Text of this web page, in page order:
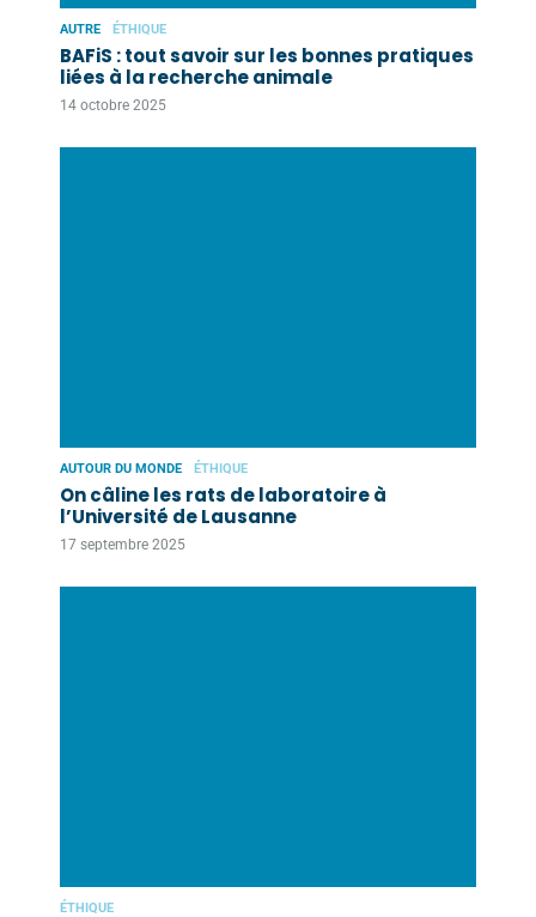
AUTRE ÉTHIQUE
BAFiS : tout savoir sur les bonnes pratiques
liées à la recherche animale
14 octobre 2025
AUTOUR DU MONDE ÉTHIQUE
On câline les rats de laboratoire à
l’Université de Lausanne
17 septembre 2025
ÉTHIQUE